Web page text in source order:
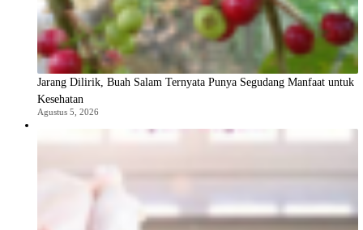
Jarang Dilirik, Buah Salam Ternyata Punya Segudang Manfaat untuk
Kesehatan
Agustus 5, 2026